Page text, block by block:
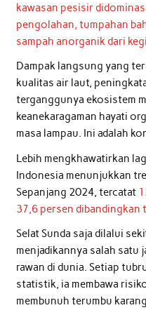
kawasan pesisir
pengolahan, tumpahan
sampah anorganik dari
Dampak langsung yang
kualitas air laut,
terganggunya ekosistem
keanekaragaman hayati
masa lampau. Ini adalah
Lebih mengkhawatirkan
Indonesia menunjukkan
Sepanjang 2024, tercatat
37,6 persen dibandingkan
Selat Sunda saja dilalui
menjadikannya salah satu
rawan di dunia. Setiap
statistik, ia membawa
membunuh terumbu